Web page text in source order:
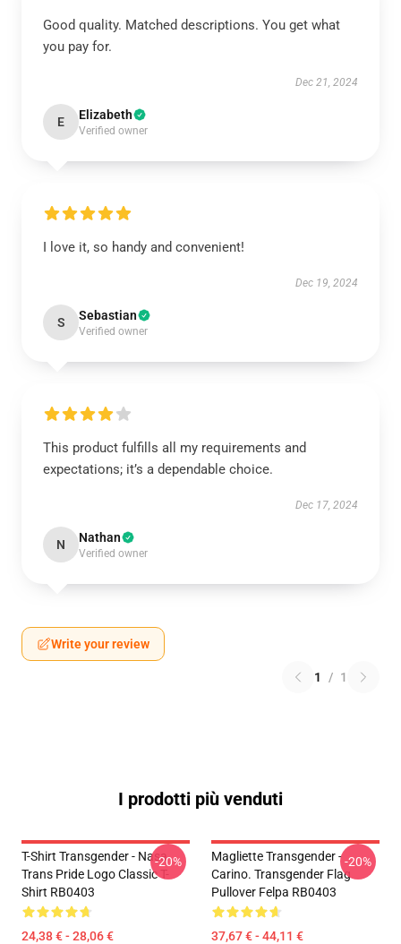
Good quality. Matched descriptions. You get what
you pay for.
Dec 21, 2024
E Elizabeth
Verified owner
I love it, so handy and convenient!
Dec 19, 2024
S Sebastian
Verified owner
This product fulfills all my requirements and
expectations; it’s a dependable choice.
Dec 17, 2024
N Nathan
Verified owner
Write your review
1 / 1
I prodotti più venduti
T-Shirt Transgender - Nasa
Trans Pride Logo Classic T-
Shirt RB0403
24,38 € - 28,06 €
-20%
Magliette Transgender -
Carino. Transgender Flag
Pullover Felpa RB0403
37,67 € - 44,11 €
-20%